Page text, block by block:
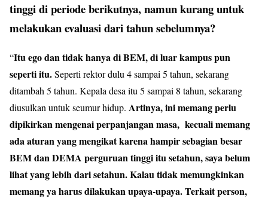
tinggi di periode berikutnya, namun kurang untuk
melakukan evaluasi dari tahun sebelumnya?
“Itu ego dan tidak hanya di BEM, di luar kampus pun
seperti itu.Seperti rektor dulu 4 sampai 5 tahun, sekarang
ditambah 5 tahun. Kepala desa itu 5 sampai 8 tahun, sekarang
diusulkan untuk seumur hidup. Artinya, ini memang perlu
dipikirkan mengenai perpanjangan masa, kecuali memang
ada aturan yang mengikat karena hampir sebagian besar
BEM dan DEMA perguruan tinggi itu setahun, saya belum
lihat yang lebih dari setahun. Kalau tidak memungkinkan
memang ya harus dilakukan upaya-upaya. Terkait person,